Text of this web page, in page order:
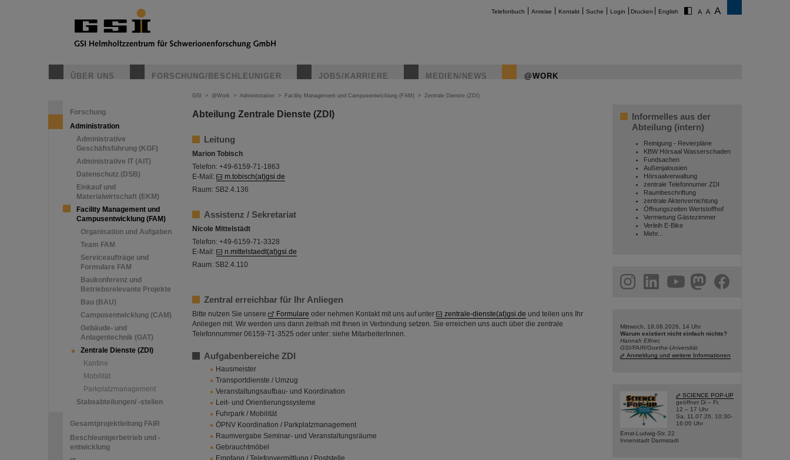
Telefonbuch Anreise Kontakt Suche Login Drucken English
ÜBER UNS FORSCHUNG/BESCHLEUNIGER JOBS/KARRIERE MEDIEN/NEWS @WORK
Forschung
Administration
Administrative
Geschäftsführung (KGF)
Administrative IT (AIT)
Datenschutz (DSB)
Einkauf und
Materialwirtschaft (EKM)
Facility Management und
Campusentwicklung (FAM)
Organisation und Aufgaben
Team FAM
Serviceaufträge und
Formulare FAM
Baukonferenz und
Betriebsrelevante Projekte
Bau (BAU)
Campusentwicklung (CAM)
Gebäude- und
Anlagentechnik (GAT)
Zentrale Dienste (ZDI)
Kantine
Mobilität
Parkplatzmanagement
Stabsabteilungen/ -stellen
Gesamtprojektleitung FAIR
Beschleunigerbetrieb und -
entwicklung
GSI > @Work > Administration > Facility Management und Campusentwicklung (FAM) > Zentrale Dienste (ZDI)
Abteilung Zentrale Dienste (ZDI)
Leitung
Marion Tobisch
Telefon: +49-6159-71-1863
E-Mail:
m.tobisch(at)gsi.de
Raum: SB2.4.136
Assistenz / Sekretariat
Nicole Mittelstädt
Telefon: +49-6159-71-3328
E-Mail:
n.mittelstaedt(at)gsi.de
Raum: SB2.4.110
Zentral erreichbar für Ihr Anliegen
Bitte nutzen Sie unsere Formulare oder nehmen Kontakt mit uns auf unter zentrale-dienste(at)gsi.de und teilen uns Ihr
Anliegen mit. Wir werden uns dann zeitnah mit Ihnen in Verbindung setzen. Sie erreichen uns auch über die zentrale
Telefonnummer 06159-71-3525 oder unter: siehe MitarbeiterInnen.
Aufgabenbereiche ZDI
Hausmeister
Transportdienste / Umzug
Veranstaltungsaufbau- und Koordination
Leit- und Orientierungssysteme
Fuhrpark / Mobilität
ÖPNV Koordination / Parkplatzmanagement
Raumvergabe Seminar- und Veranstaltungsräume
Gebrauchtmöbel
Empfang / Telefonvermittlung / Poststelle
Informelles aus der
Abteilung (intern)
Reinigung - Revierpläne
KBW Hörsaal Wasserschaden
Fundsachen
Außenjalousien
Hörsaalverwaltung
zentrale Telefonnumer ZDI
Raumbeschriftung
zentrale Aktenvernichtung
Öffnungszeiten Wertstoffhof
Vermietung Gästezimmer
Verleih E-Bike
Mehr...
facebook
Mittwoch, 19.08.2026, 14 Uhr
Warum existiert nicht einfach nichts?
Hannah Elfner,
GSI/FAIR/Goethe-Universität
Anmeldung und weitere Informationen
SCIENCE POP-UP
geöffnet Di – Fr,
12 – 17 Uhr
Sa, 11.07.26, 10:30-
16:00 Uhr
Ernst-Ludwig-Str. 22
Innenstadt Darmstadt